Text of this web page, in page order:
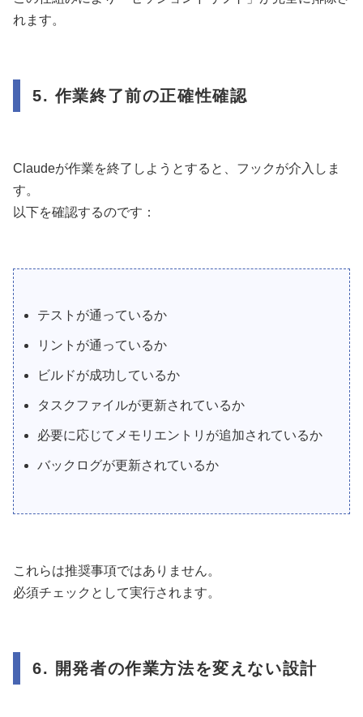
れます。
5. 作業終了前の正確性確認
Claudeが作業を終了しようとすると、フックが介入しま
す。
以下を確認するのです：
テストが通っているか
リントが通っているか
ビルドが成功しているか
タスクファイルが更新されているか
必要に応じてメモリエントリが追加されているか
バックログが更新されているか
これらは推奨事項ではありません。
必須チェックとして実行されます。
6. 開発者の作業方法を変えない設計